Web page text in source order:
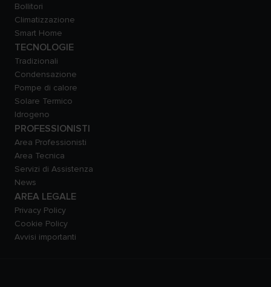
Bollitori
Climatizzazione
Smart Home
TECNOLOGIE
Tradizionali
Condensazione
Pompe di calore
Solare Termico
Idrogeno
PROFESSIONISTI
Area Professionisti
Area Tecnica
Servizi di Assistenza
News
AREA LEGALE
Privacy Policy
Cookie Policy
Avvisi importanti